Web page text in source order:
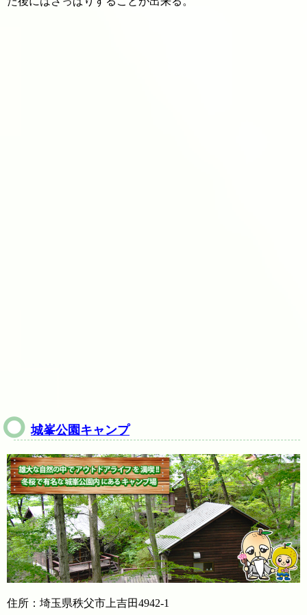
城峯公園キャンプ
住所：埼玉県秩父市上吉田4942-1